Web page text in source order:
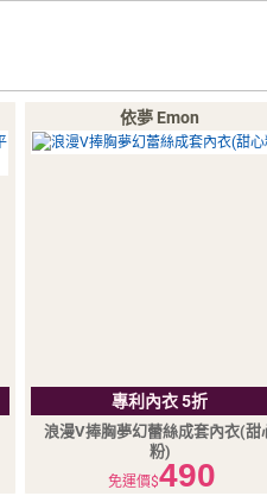
依夢 Emon
專利內衣 5折
浪漫V捧胸夢幻蕾絲成套內衣(甜
粉)
免運價$490